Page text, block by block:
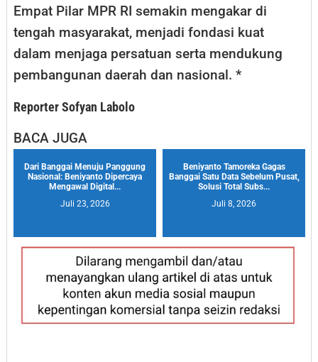
Empat Pilar MPR RI semakin mengakar di
tengah masyarakat, menjadi fondasi kuat
dalam menjaga persatuan serta mendukung
pembangunan daerah dan nasional. *
Reporter Sofyan Labolo
BACA JUGA
Dari Banggai Menuju Panggung
Nasional: Beniyanto Dipercaya
Mengawal Digital...
Juli 23, 2026
Beniyanto Tamoreka Gagas
Banggai Satu Data Sebelum Pusat,
Solusi Total Subs...
Juli 8, 2026